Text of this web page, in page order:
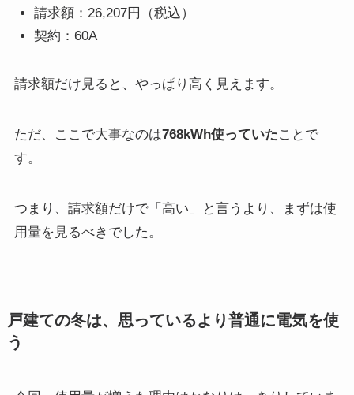
請求額：26,207円（税込）
契約：60A
請求額だけ見ると、やっぱり高く見えます。
ただ、ここで大事なのは768kWh使っていたことで
す。
つまり、請求額だけで「高い」と言うより、まずは使
用量を見るべきでした。
戸建ての冬は、思っているより普通に電気を使
う